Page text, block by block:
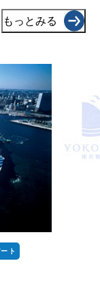
もっとみる
ト